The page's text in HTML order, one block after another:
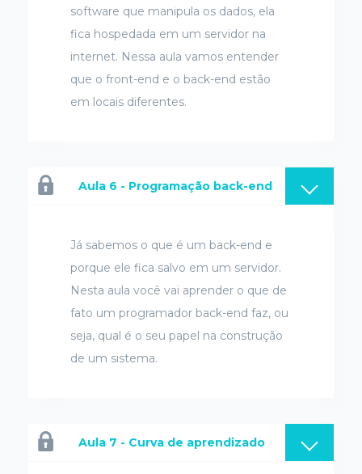
software que manipula os dados, ela
fica hospedada em um servidor na
internet. Nessa aula vamos entender
que o front-end e o back-end estão
em locais diferentes.
Aula 6 - Programação back-end
Já sabemos o que é um back-end e
porque ele fica salvo em um servidor.
Nesta aula você vai aprender o que de
fato um programador back-end faz, ou
seja, qual é o seu papel na construção
de um sistema.
Aula 7 - Curva de aprendizado